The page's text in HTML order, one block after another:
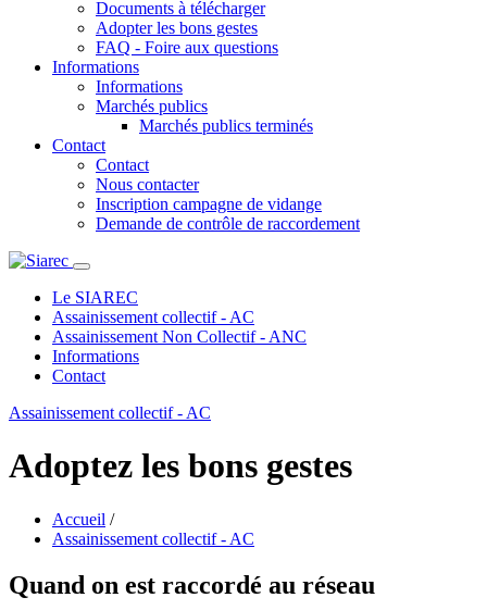
Documents à télécharger
Adopter les bons gestes
FAQ - Foire aux questions
Informations
Informations
Marchés publics
Marchés publics terminés
Contact
Contact
Nous contacter
Inscription campagne de vidange
Demande de contrôle de raccordement
Le SIAREC
Assainissement collectif - AC
Assainissement Non Collectif - ANC
Informations
Contact
Assainissement collectif - AC
Adoptez les bons gestes
Accueil /
Assainissement collectif - AC
Quand on est raccordé au réseau